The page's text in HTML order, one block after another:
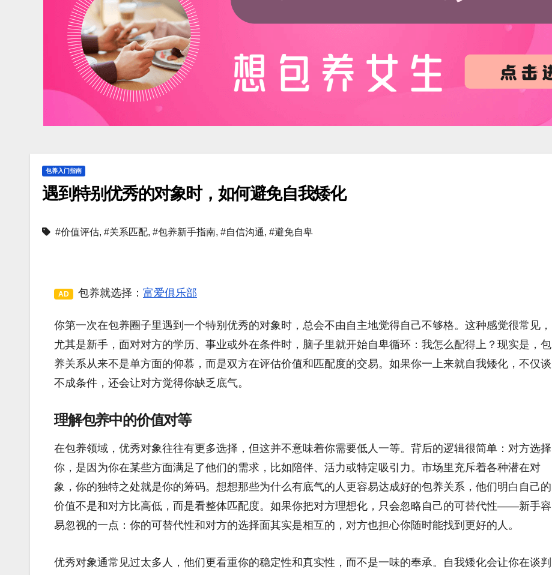
包养入门指南
遇到特别优秀的对象时，如何避免自我矮化
#价值评估, #关系匹配, #包养新手指南, #自信沟通, #避免自卑
AD 包养就选择： 富爱俱乐部
你第一次在包养圈子里遇到一个特别优秀的对象时，总会不由自主地觉得自己不够格。这种感觉很常见，
尤其是新手，面对对方的学历、事业或外在条件时，脑子里就开始自卑循环：我怎么配得上？现实是，包
养关系从来不是单方面的仰慕，而是双方在评估价值和匹配度的交易。如果你一上来就自我矮化，不仅谈
不成条件，还会让对方觉得你缺乏底气。
理解包养中的价值对等
在包养领域，优秀对象往往有更多选择，但这并不意味着你需要低人一等。背后的逻辑很简单：对方选择
你，是因为你在某些方面满足了他们的需求，比如陪伴、活力或特定吸引力。市场里充斥着各种潜在对
象，你的独特之处就是你的筹码。想想那些为什么有底气的人更容易达成好的包养关系，他们明白自己的
价值不是和对方比高低，而是看整体匹配度。如果你把对方理想化，只会忽略自己的可替代性——新手容
易忽视的一点：你的可替代性和对方的选择面其实是相互的，对方也担心你随时能找到更好的人。
优秀对象通常见过太多人，他们更看重你的稳定性和真实性，而不是一味的奉承。自我矮化会让你在谈判